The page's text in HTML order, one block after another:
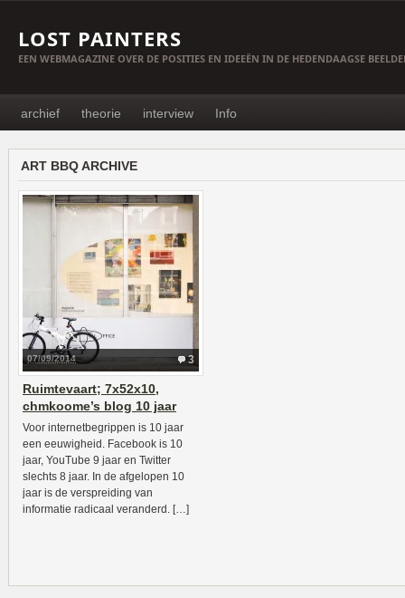
LOST PAINTERS
EEN WEBMAGAZINE OVER DE POSITIES EN IDEEËN IN DE HEDENDAAGSE
archief theorie interview Info
ART BBQ ARCHIVE
3
07/09/2014
Ruimtevaart; 7x52x10,
chmkoome’s blog 10 jaar
Voor internetbegrippen is 10 jaar
een eeuwigheid. Facebook is 10
jaar, YouTube 9 jaar en Twitter
slechts 8 jaar. In de afgelopen 10
jaar is de verspreiding van
informatie radicaal veranderd. […]